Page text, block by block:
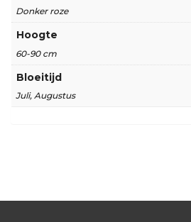
Donker roze
Hoogte
60-90 cm
Bloeitijd
Juli, Augustus